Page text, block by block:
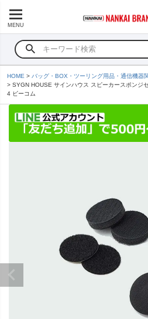
MENU
HOME
バッグ・BOX・ツーリング用品・通信機器
SYGN HOUSE サインハウス スピーカースポンジ
4 ビーコム